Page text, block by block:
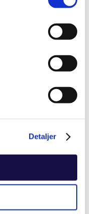
Detaljer
(WTO)